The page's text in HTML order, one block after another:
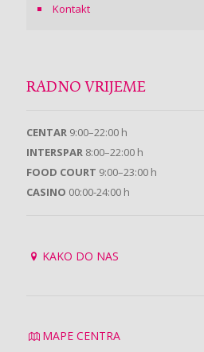
Kontakt
RADNO VRIJEME
CENTAR 9:00–22:00 h
INTERSPAR 8:00–22:00 h
FOOD COURT 9:00–23:00 h
CASINO 00:00-24:00 h
KAKO DO NAS
MAPE CENTRA